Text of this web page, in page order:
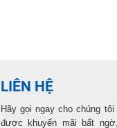
LIÊN HỆ
Hãy gọi ngay cho chúng
được khuyến mãi bất